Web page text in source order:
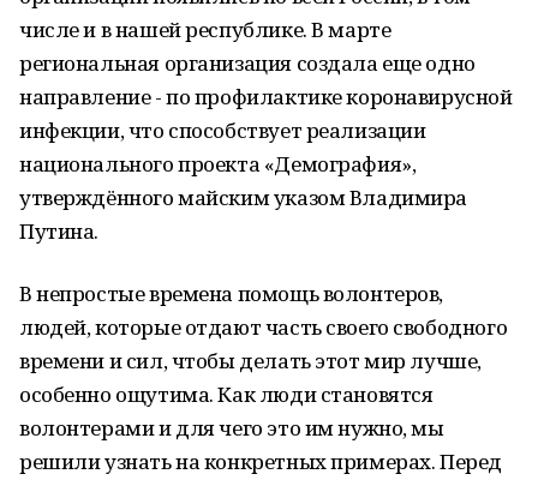
числе и в нашей республике. В марте
региональная организация создала еще одно
направление - по профилактике коронавирусной
инфекции, что способствует реализации
национального проекта «Демография»,
утверждённого майским указом Владимира
Путина.
В непростые времена помощь волонтеров,
людей, которые отдают часть своего свободного
времени и сил, чтобы делать этот мир лучше,
особенно ощутима. Как люди становятся
волонтерами и для чего это им нужно, мы
решили узнать на конкретных примерах. Перед